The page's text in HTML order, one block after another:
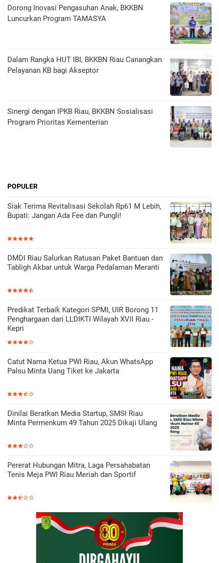
Dorong Inovasi Pengasuhan Anak, BKKBN
Luncurkan Program TAMASYA
Dalam Rangka HUT IBI, BKKBN Riau Canangkan
Pelayanan KB bagi Akseptor
Sinergi dengan IPKB Riau, BKKBN Sosialisasi
Program Prioritas Kementerian
POPULER
Siak Terima Revitalisasi Sekolah Rp61 M Lebih,
Bupati: Jangan Ada Fee dan Pungli!
DMDI Riau Salurkan Ratusan Paket Bantuan dan
Tabligh Akbar untuk Warga Pedalaman Meranti
Predikat Terbaik Kategori SPMI, UIR Borong 11
Penghargaan dari LLDIKTI Wilayah XVII Riau -
Kepri
Catut Nama Ketua PWI Riau, Akun WhatsApp
Palsu Minta Uang Tiket ke Jakarta
Dinilai Beratkan Media Startup, SMSI Riau
Minta Permenkum 49 Tahun 2025 Dikaji Ulang
Pererat Hubungan Mitra, Laga Persahabatan
Tenis Meja PWI Riau Meriah dan Sportif